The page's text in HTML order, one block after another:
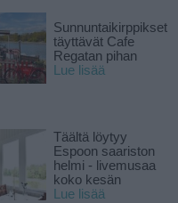
Sunnuntaikirppikset
täyttävät Cafe
Regatan pihan
Lue lisää
Täältä löytyy
Espoon saariston
helmi - livemusaa
koko kesän
Lue lisää